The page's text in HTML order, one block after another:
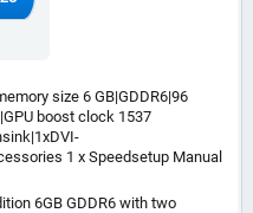
size 6 GB|GDDR6|96
boost clock 1537
1 x Speedsetup Manual​
6GB GDDR6 with two